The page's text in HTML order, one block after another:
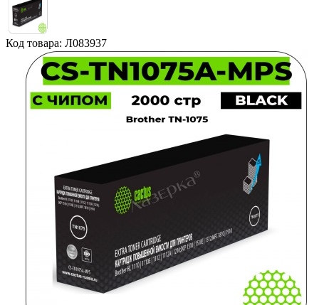
Код товара: Л083937